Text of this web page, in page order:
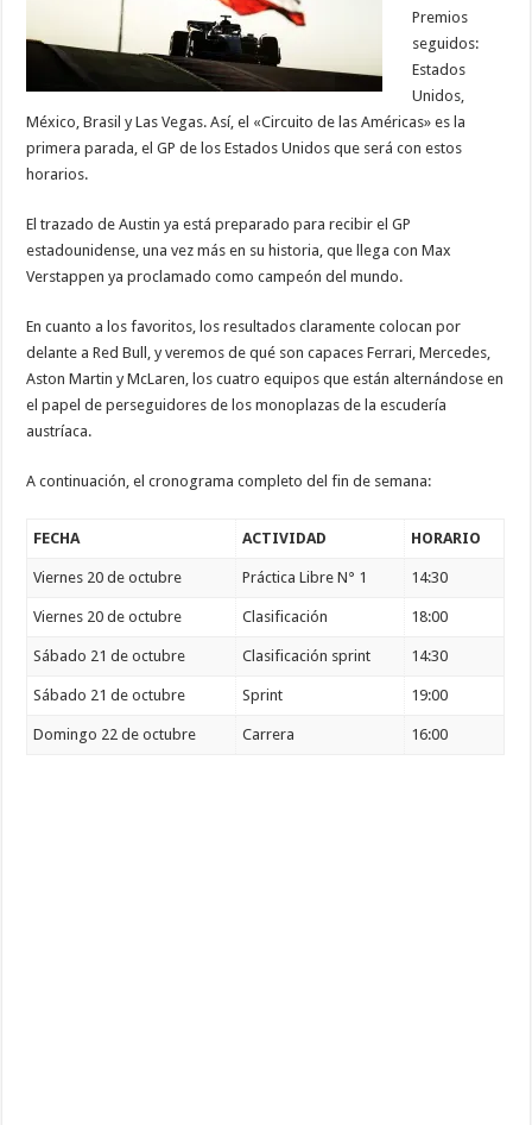
Premios
seguidos:
Estados
Unidos,
México, Brasil y Las Vegas. Así, el «Circuito de las Américas» es la
primera parada, el GP de los Estados Unidos que será con estos
horarios.
El trazado de Austin ya está preparado para recibir el GP
estadounidense, una vez más en su historia, que llega con Max
Verstappen ya proclamado como campeón del mundo.
En cuanto a los favoritos, los resultados claramente colocan por
delante a Red Bull, y veremos de qué son capaces Ferrari, Mercedes,
Aston Martin y McLaren, los cuatro equipos que están alternándose en
el papel de perseguidores de los monoplazas de la escudería
austríaca.
A continuación, el cronograma completo del fin de semana:
FECHA ACTIVIDAD HORARIO
Viernes 20 de octubre Práctica Libre N° 1 14:30
Viernes 20 de octubre Clasificación 18:00
Sábado 21 de octubre Clasificación sprint 14:30
Sábado 21 de octubre Sprint 19:00
Domingo 22 de octubre Carrera 16:00